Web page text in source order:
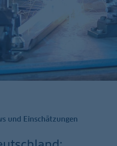
und Einschätzungen